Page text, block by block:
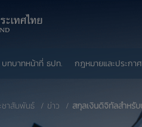
บทบาทหน้าที่ ธปท. กฎหมายและประกาศ
ชาสัมพันธ์ ข่าว สกุลเงินดิจิทัลสำหรับ